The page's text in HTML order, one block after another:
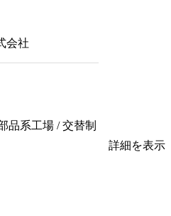
会社
品系工場 / 交替制
詳細を表示